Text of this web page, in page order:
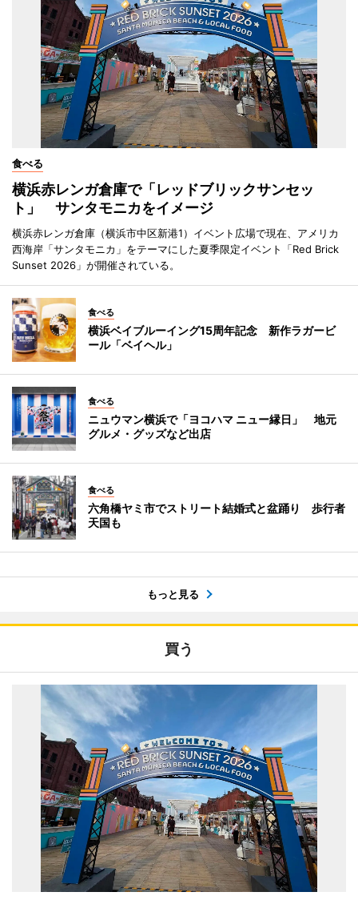
食べる
横浜赤レンガ倉庫で「レッドブリックサンセッ
ト」 サンタモニカをイメージ
横浜赤レンガ倉庫（横浜市中区新港1）イベント広場で現在、アメリカ
西海岸「サンタモニカ」をテーマにした夏季限定イベント「Red Brick
Sunset 2026」が開催されている。
食べる
横浜ベイブルーイング15周年記念 新作ラガービ
ール「ベイヘル」
食べる
ニュウマン横浜で「ヨコハマ ニュー縁日」 地元
グルメ・グッズなど出店
食べる
六角橋ヤミ市でストリート結婚式と盆踊り 歩行者
天国も
もっと見る
買う